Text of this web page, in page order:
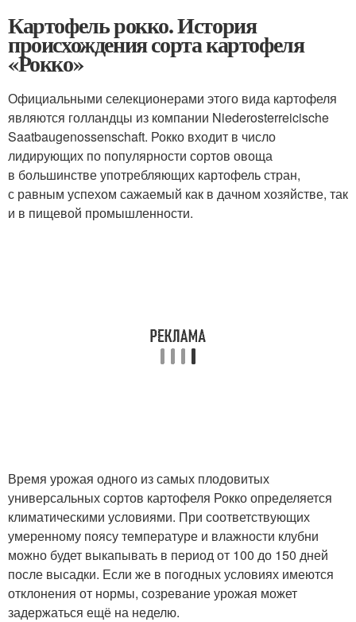
Картофель рокко. История
происхождения сорта картофеля
«Рокко»
Официальными селекционерами этого вида картофеля
являются голландцы из компании Niederosterreicische
Saatbaugenossenschaft. Рокко входит в число
лидирующих по популярности сортов овоща
в большинстве употребляющих картофель стран,
с равным успехом сажаемый как в дачном хозяйстве, так
и в пищевой промышленности.
Время урожая одного из самых плодовитых
универсальных сортов картофеля Рокко определяется
климатическими условиями. При соответствующих
умеренному поясу температуре и влажности клубни
можно будет выкапывать в период от 100 до 150 дней
после высадки. Если же в погодных условиях имеются
отклонения от нормы, созревание урожая может
задержаться ещё на неделю.